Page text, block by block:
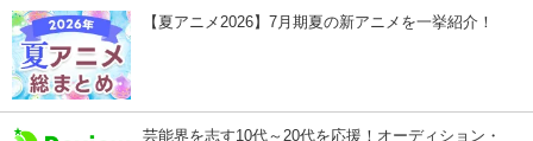
【夏アニメ2026】7月期夏の新アニメを一挙紹介！
芸能界を志す10代～20代を応援！オーディション・